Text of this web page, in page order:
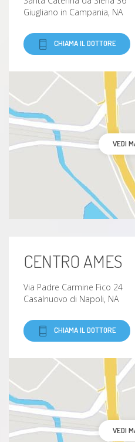
Giugliano in Campania, NA
CHIAMA IL DOTTORE
VEDI
CENTRO AMES
Via Padre Carmine Fico 24
Casalnuovo di Napoli, NA
CHIAMA IL DOTTORE
VEDI